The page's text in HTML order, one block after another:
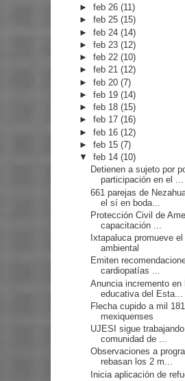
►feb 26(11)
►feb 25(15)
►feb 24(14)
►feb 23(12)
►feb 22(10)
►feb 21(12)
►feb 20(7)
►feb 19(14)
►feb 18(15)
►feb 17(16)
►feb 16(12)
►feb 15(7)
▼feb 14(10)
Detienen a sujeto por
participación en el ...
661 parejas de
el sí en boda...
Protección Civil de
capacitación ...
Ixtapaluca promueve
ambiental
Emiten
cardiopatías ...
Anuncia incremento en
educativa del Esta...
Flecha cupido a mil
mexiquenses
UJESI sigue
comunidad de ...
Observaciones a
rebasan los 2 m...
Inicia aplicación de